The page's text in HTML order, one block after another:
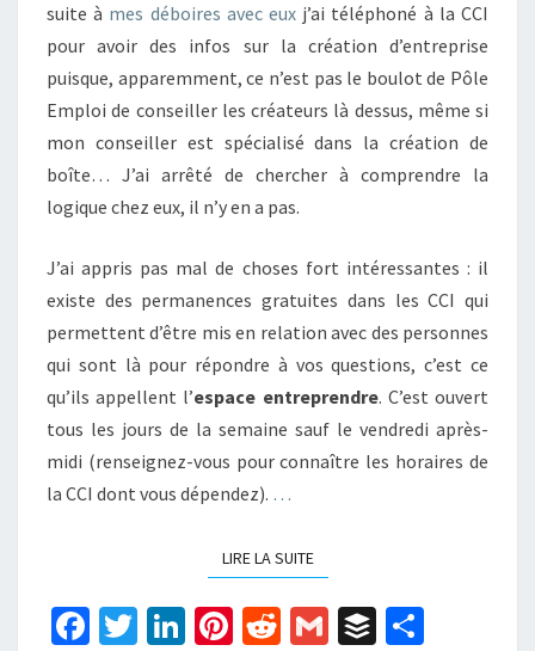
suite à mes déboires avec eux j’ai téléphoné à la CCI
pour avoir des infos sur la création d’entreprise
puisque, apparemment, ce n’est pas le boulot de Pôle
Emploi de conseiller les créateurs là dessus, même si
mon conseiller est spécialisé dans la création de
boîte… J’ai arrêté de chercher à comprendre la
logique chez eux, il n’y en a pas.
J’ai appris pas mal de choses fort intéressantes : il
existe des permanences gratuites dans les CCI qui
permettent d’être mis en relation avec des personnes
qui sont là pour répondre à vos questions, c’est ce
qu’ils appellent l’espace entreprendre. C’est ouvert
tous les jours de la semaine sauf le vendredi après-
midi (renseignez-vous pour connaître les horaires de
la CCI dont vous dépendez). …
LIRE LA SUITELIRE LA SUITE
Fa T
Li Pi R
G
B